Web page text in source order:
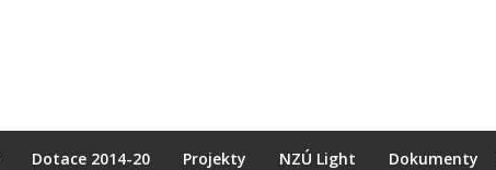
Dotace 2014-20 Projekty NZÚ Light Dokumenty